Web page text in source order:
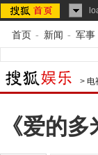
首页 - 新闻 - 军事
> 电
《爱的